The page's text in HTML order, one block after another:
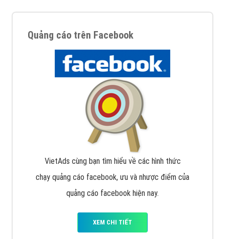
Quảng cáo trên Facebook
VietAds cùng bạn tìm hiểu về các hình thức
chạy quảng cáo facebook, ưu và nhược điểm của
quảng cáo facebook hiện nay.
XEM CHI TIẾT